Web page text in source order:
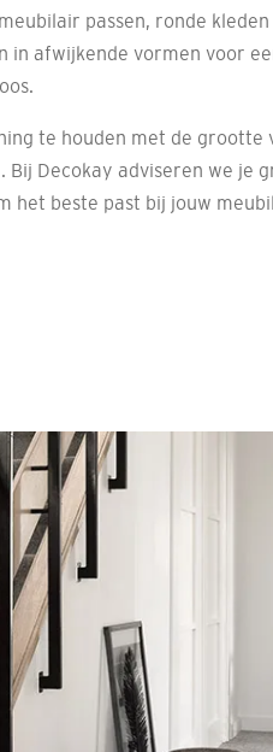
passen, ronde
in afwijkende vormen voor
te houden met de grootte
Decokay adviseren we je
het beste past bij jouw